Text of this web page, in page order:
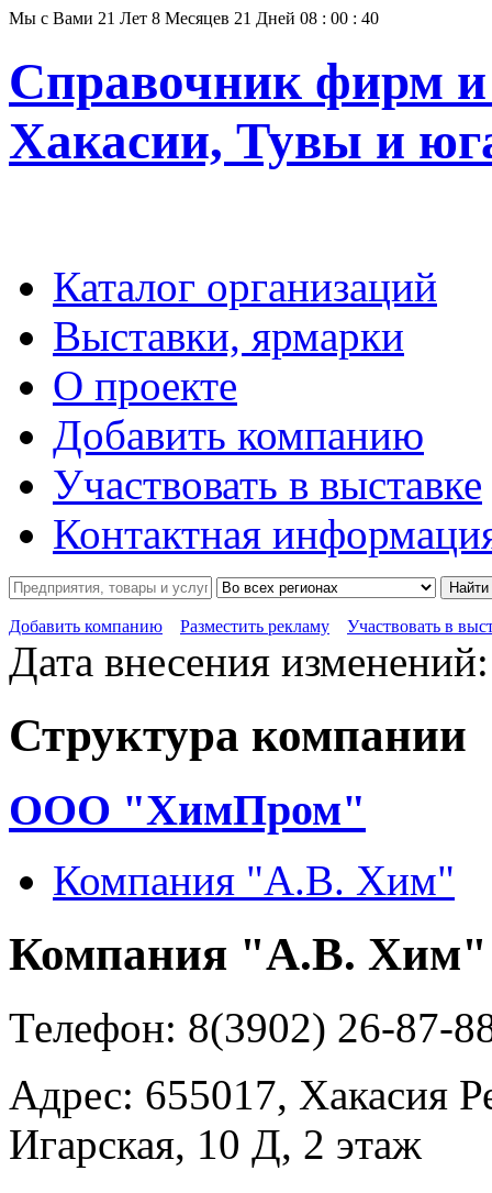
Мы с Вами 21 Лет 8 Месяцев 21 Дней 08 : 00 : 41
Справочник фирм и
Хакасии, Тувы и
Каталог организаций
Выставки, ярмарки
О проекте
Добавить компанию
Участвовать в выставке
Контактная
Найти
Добавить компанию Разместить рекламу Участвовать в
Дата внесения
Структура компании
ООО "ХимПром"
Компания "А.В. Хим"
Компания "А.В. Хим"
Телефон: 8(3902) 26-87-
Адрес: 655017, Хакасия
Игарская, 10 Д, 2 этаж